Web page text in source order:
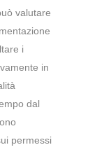
valutare
i
in
dal
permessi